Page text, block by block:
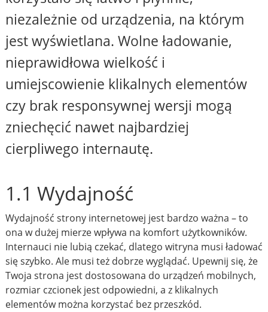
niezależnie od urządzenia, na którym
jest wyświetlana. Wolne ładowanie,
nieprawidłowa wielkość i
umiejscowienie klikalnych elementów
czy brak responsywnej wersji mogą
zniechęcić nawet najbardziej
cierpliwego internautę.
1.1 Wydajność
Wydajność strony internetowej jest bardzo ważna – to
ona w dużej mierze wpływa na komfort użytkowników.
Internauci nie lubią czekać, dlatego witryna musi ładować
się szybko. Ale musi też dobrze wyglądać. Upewnij się, że
Twoja strona jest dostosowana do urządzeń mobilnych,
rozmiar czcionek jest odpowiedni, a z klikalnych
elementów można korzystać bez przeszkód.